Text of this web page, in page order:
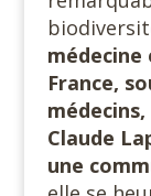
médecine
France,
Claude
une